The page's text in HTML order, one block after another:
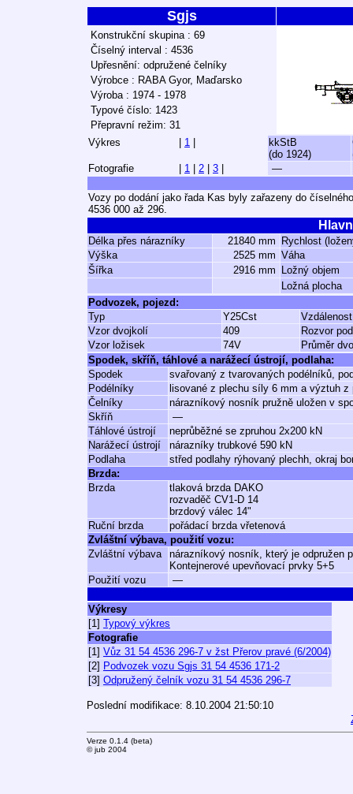
Sgjs
Konstrukční skupina : 69
Číselný interval : 4536
Upřesnění: odpružené čelníky
Výrobce : RABA Gyor, Maďarsko
Výroba : 1974 - 1978
Typové číslo: 1423
Přepravní režim: 31
Výkres
1
kkStB
(do 1924)
Fotografie
1 2 3 —
Vozy po dodání jako řada Kas byly zařazeny do
4536 000 až 296.
Délka přes nárazníky 21840 mm
Rychlost
Výška
2525 mm Váha
Šířka
2916 mm
Ložný objem
Ložná plocha
Podvozek, pojezd:
Typ
Y25Cst
Vzor dvojkolí
409
Rozvor
Vzor ložisek
74V
Průměr
Spodek, skříň, táhlové a narážecí ústrojí, podlaha:
Spodek
svařovaný z tvarovaných podélníků,
Podélníky
lisované z plechu síly 6 mm a výztuh
Čelníky
nárazníkový nosník pružně uložen v
Skříň
—
Táhlové ústrojí
neprůběžné se zpruhou 2x200 kN
Narážecí ústrojí
nárazníky trubkové 590 kN
Podlaha
střed podlahy rýhovaný plechh, okraj
Brzda:
Brzda
tlaková brzda DAKO
rozvaděč CV1-D 14
brzdový válec 14"
Ruční brzda
pořádací brzda vřetenová
Zvláštní výbava, použití vozu:
Zvláštní výbava
nárazníkový nosník, který je odpružen
Kontejnerové upevňovací prvky 5+5
Použití vozu
—
Výkresy
[1] Typový výkres
Fotografie
[1] Vůz 31 54 4536 296-7 v žst Přerov pravé (6/2004)
[2] Podvozek vozu Sgjs 31 54 4536 171-2
[3] Odpružený čelník vozu 31 54 4536 296-7
Poslední modifikace: 8.10.2004 21:50:10
Verze 0.1.4 (beta)
© jub 2004